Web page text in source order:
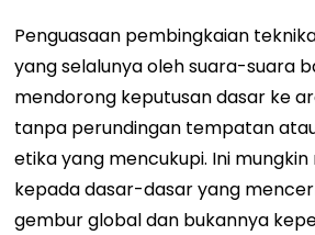
Penguasaan pembingkaian
yang selalunya oleh suara-suara
mendorong keputusan dasar ke
tanpa perundingan tempatan
etika yang mencukupi. Ini
kepada dasar-dasar yang
gembur global dan bukannya